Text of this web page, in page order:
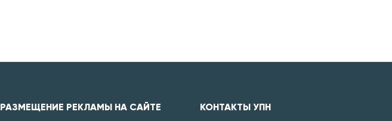
РАЗМЕЩЕНИЕ РЕКЛАМЫ НА САЙТЕ КОНТАКТЫ УПН